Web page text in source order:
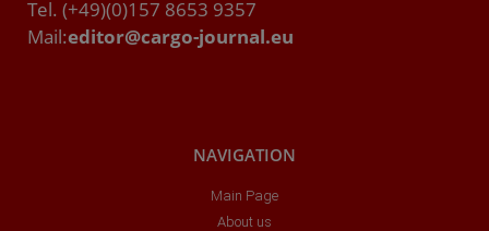
Tel. (+49)(0)157 8653 9357
Mail:editor@cargo-journal.eu
NAVIGATION
Main Page
About us